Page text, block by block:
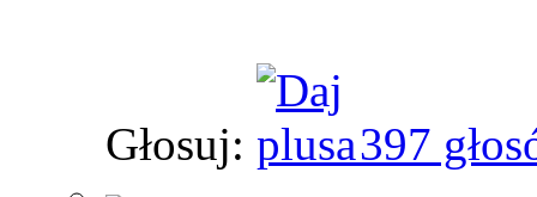
Głosuj: 397